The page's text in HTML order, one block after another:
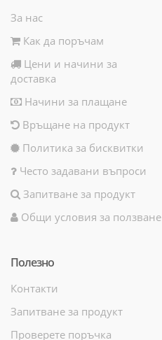
За нас
Как да поръчам
Цени и начини за
доставка
Начини за плащане
Връщане на продукт
Политика за бисквитки
Често задавани въпроси
Запитване за продукт
Общи условия за ползване
Полезно
Контакти
Запитване за продукт
Проверете поръчка